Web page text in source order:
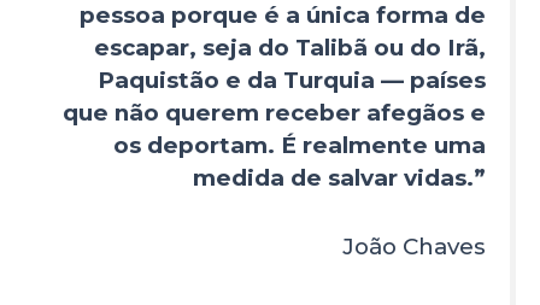
pessoa porque é a única forma de
escapar, seja do Talibã ou do Irã,
Paquistão e da Turquia — países
que não querem receber afegãos e
os deportam. É realmente uma
medida de salvar vidas.”
João Chaves